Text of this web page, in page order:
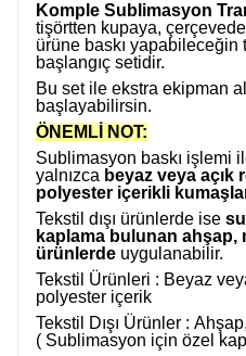
Komple Sublimasyon
tişörtten kupaya,
ürüne baskı yapabileceğin
başlangıç setidir.
Bu set ile ekstra ekipman
başlayabilirsin.
ÖNEMLİ NOT:
Sublimasyon baskı işlemi
yalnızca beyaz veya açık
polyester içerikli
Tekstil dışı ürünlerde ise
kaplama bulunan ahşap,
ürünlerde uygulanabilir.
Tekstil Ürünleri : Beyaz
polyester içerik
Tekstil Dışı Ürünler :
( Sublimasyon için özel